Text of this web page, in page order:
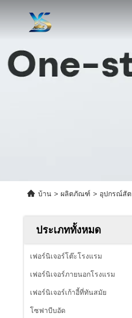
บ้าน > ผลิตภัณฑ์ > อุปกรณ์สัต
ประเภททั้งหมด
เฟอร์นิเจอร์โต๊ะโรงแรม
เฟอร์นิเจอร์ภายนอกโรงแรม
เฟอร์นิเจอร์เก้าอี้ที่ทันสมัย
โซฟาบีบอัด